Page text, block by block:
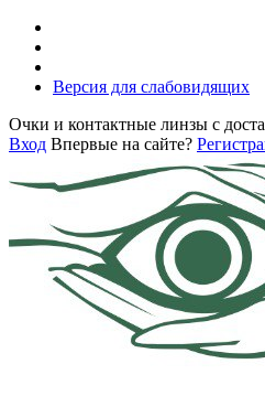
Версия для слабовидящих
Очки и контактные линзы с
Вход Впервые на сайте?